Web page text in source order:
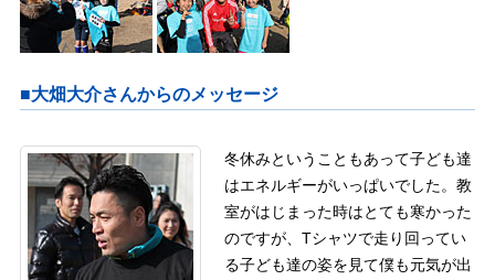
■大畑大介さんからのメッセージ
冬休みということもあって子ども達
はエネルギーがいっぱいでした。教
室がはじまった時はとても寒かった
のですが、Tシャツで走り回ってい
る子ども達の姿を見て僕も元気が出